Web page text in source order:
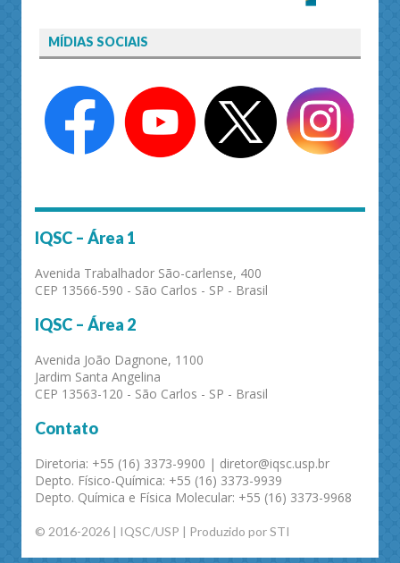
MÍDIAS SOCIAIS
IQSC – Área 1
Avenida Trabalhador São-carlense, 400
CEP 13566-590 - São Carlos - SP - Brasil
IQSC – Área 2
Avenida João Dagnone, 1100
Jardim Santa Angelina
CEP 13563-120 - São Carlos - SP - Brasil
Contato
Diretoria: +55 (16) 3373-9900 | diretor@iqsc.usp.br
Depto. Físico-Química: +55 (16) 3373-9939
Depto. Química e Física Molecular: +55 (16) 3373-9968
© 2016-2026 | IQSC/USP | Produzido por STI